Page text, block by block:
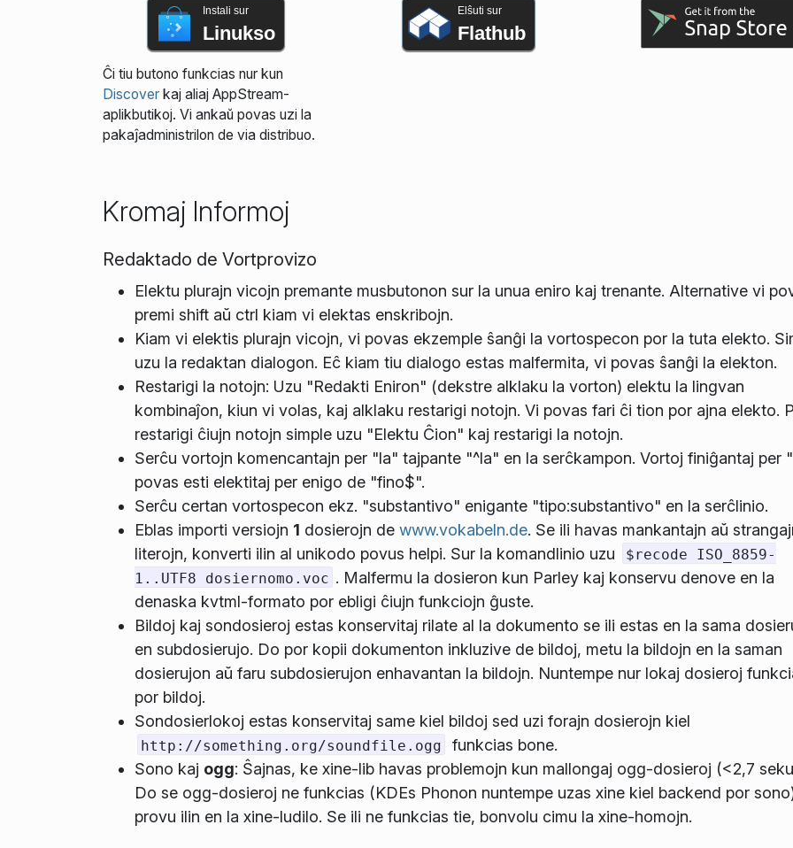
Instali sur
Linukso
Ĉi tiu butono funkcias nur kun
Discoverkaj aliaj AppStream-
aplikbutikoj. Vi ankaŭ povas uzi la
pakaĵadministrilon de via distribuo.
Elŝuti sur
Flathub
Kromaj Informoj
Redaktado de Vortprovizo
Elektu plurajn vicojn premante musbutonon sur la unua eniro kaj trenante. Alternative vi
premi shift aŭ ctrl kiam vi elektas enskribojn.
Kiam vi elektis plurajn vicojn, vi povas ekzemple ŝanĝi la vortospecon por la tuta elekto.
uzu la redaktan dialogon. Eĉ kiam tiu dialogo estas malfermita, vi povas ŝanĝi la elekton.
Restarigi la notojn: Uzu "Redakti Eniron" (dekstre alklaku la vorton) elektu la lingvan
kombinaĵon, kiun vi volas, kaj alklaku restarigi notojn. Vi povas fari ĉi tion por ajna elekto.
restarigi ĉiujn notojn simple uzu "Elektu Ĉion" kaj restarigi la notojn.
Serĉu vortojn komencantajn per "la" tajpante "^la" en la serĉkampon. Vortoj finiĝantaj per
povas esti elektitaj per enigo de "fino$".
Serĉu certan vortospecon ekz. "substantivo" enigante "tipo:substantivo" en la serĉlinio.
Eblas importi versiojn 1 dosierojn de www.vokabeln.de. Se ili havas mankantajn aŭ
literojn, konverti ilin al unikodo povus helpi. Sur la komandlinio uzu
$recode ISO_8859-
1..UTF8 dosiernomo.voc . Malfermu la dosieron kun Parley kaj konservu denove en la
denaska kvtml-formato por ebligi ĉiujn funkciojn ĝuste.
Bildoj kaj sondosieroj estas konservitaj rilate al la dokumento se ili estas en la sama
en subdosierujo. Do por kopii dokumenton inkluzive de bildoj, metu la bildojn en la saman
dosierujon aŭ faru subdosierujon enhavantan la bildojn. Nuntempe nur lokaj dosieroj
por bildoj.
Sondosierlokoj estas konservitaj same kiel bildoj sed uzi forajn dosierojn kiel
http://something.org/soundfile.ogg
funkcias bone.
Sono kaj ogg: Ŝajnas, ke xine-lib havas problemojn kun mallongaj ogg-dosieroj (<2,7
Do se ogg-dosieroj ne funkcias (KDEs Phonon nuntempe uzas xine kiel backend por
provu ilin en la xine-ludilo. Se ili ne funkcias tie, bonvolu cimu la xine-homojn.